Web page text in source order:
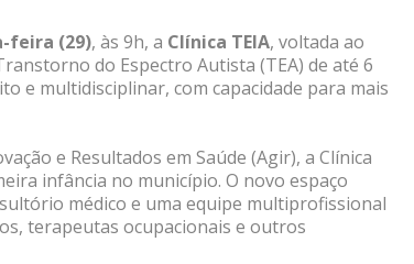
feira (29), às 9h, a Clínica TEIA, voltada ao
do Espectro Autista (TEA) de até 6
e multidisciplinar, com capacidade para mais
e Resultados em Saúde (Agir), a Clínica
infância no município. O novo espaço
médico e uma equipe multiprofissional
terapeutas ocupacionais e outros